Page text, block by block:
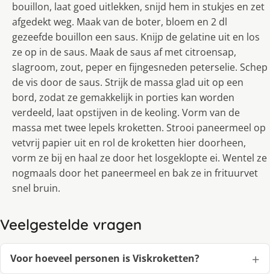
bouillon, laat goed uitlekken, snijd hem in stukjes en zet
afgedekt weg. Maak van de boter, bloem en 2 dl
gezeefde bouillon een saus. Knijp de gelatine uit en los
ze op in de saus. Maak de saus af met citroensap,
slagroom, zout, peper en fijngesneden peterselie. Schep
de vis door de saus. Strijk de massa glad uit op een
bord, zodat ze gemakkelijk in porties kan worden
verdeeld, laat opstijven in de keoling. Vorm van de
massa met twee lepels kroketten. Strooi paneermeel op
vetvrij papier uit en rol de kroketten hier doorheen,
vorm ze bij en haal ze door het losgeklopte ei. Wentel ze
nogmaals door het paneermeel en bak ze in frituurvet
snel bruin.
Veelgestelde vragen
Voor hoeveel personen is Viskroketten?